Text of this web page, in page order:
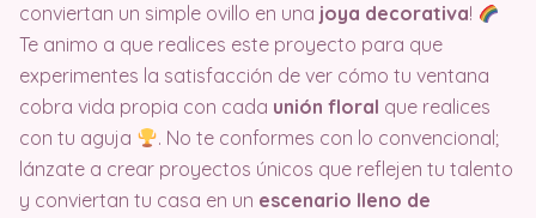
conviertan un simple ovillo en una joya decorativa!
Te animo a que realices este proyecto para que
experimentes la satisfacción de ver cómo tu ventana
cobra vida propia con cada unión floral que realices
con tu aguja
. No te conformes con lo convencional;
lánzate a crear proyectos únicos que reflejen tu talento
y conviertan tu casa en un escenario lleno de